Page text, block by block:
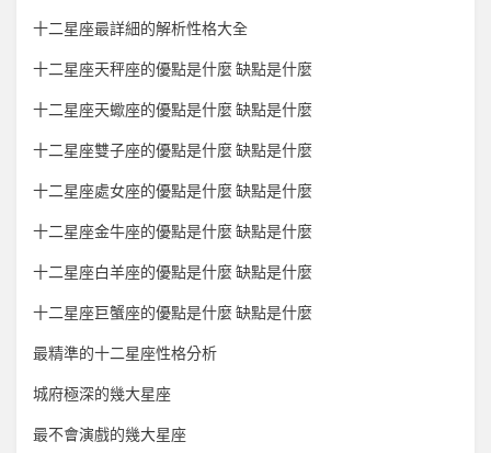
十二星座最詳細的解析性格大全
十二星座天秤座的優點是什麼 缺點是什麼
十二星座天蠍座的優點是什麼 缺點是什麼
十二星座雙子座的優點是什麼 缺點是什麼
十二星座處女座的優點是什麼 缺點是什麼
十二星座金牛座的優點是什麼 缺點是什麼
十二星座白羊座的優點是什麼 缺點是什麼
十二星座巨蟹座的優點是什麼 缺點是什麼
最精準的十二星座性格分析
城府極深的幾大星座
最不會演戲的幾大星座